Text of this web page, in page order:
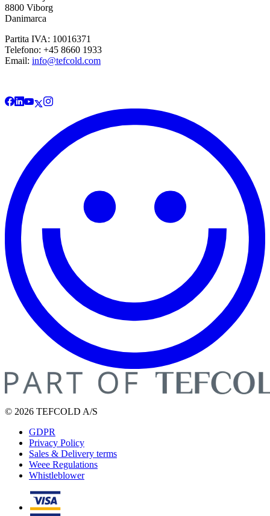
8800 Viborg
Danimarca
Partita IVA: 10016371
Telefono: +45 8660 1933
Email: info@tefcold.com
© 2026 TEFCOLD A/S
GDPR
Privacy Policy
Sales & Delivery terms
Weee Regulations
Whistleblower